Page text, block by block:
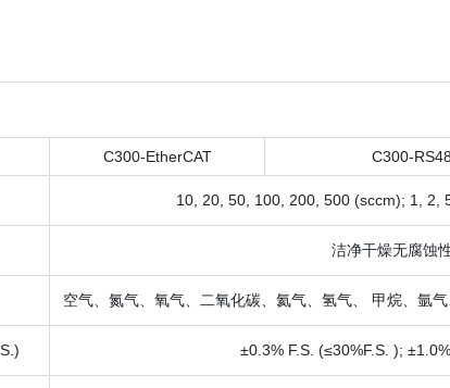
C300-EtherCAT C300-
10, 20, 50, 100, 200, 500 (sccm); 1, 2,
洁净干燥无腐蚀
空气、氮气、氧气、二氧化碳、氦气、氢气、 甲烷、氩
±0.3% F.S. (≤30%F.S. );